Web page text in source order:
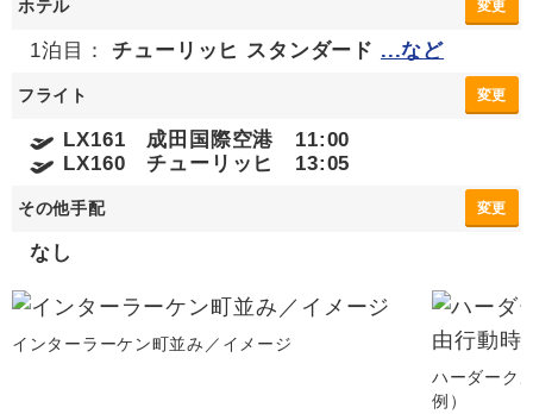
ホテル 変更
1泊目： チューリッヒ スタンダード ...など
フライト 変更
LX161 成田国際空港 11:00
LX160 チューリッヒ 13:05
その他手配 変更
なし
インターラーケン町並み／イメージ
ハーダーク
例）